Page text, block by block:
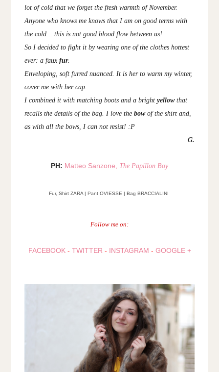
lot of cold that we forget the fresh warmth of November.
Anyone who knows me knows that I am on good terms with
the cold... this is not good blood flow between us!
So I decided to fight it by wearing one of the clothes hottest
ever: a fauxfur.
Enveloping, soft furred nuanced. It is her to warm my winter,
cover me with her cap.
I combined it with matching boots and a brightyellowthat
recalls the details of the bag. I love thebowof the shirt and,
as with all the bows, I can not resist! :P
G.
PH: Matteo Sanzone, The Papillon Boy
Fur, Shirt ZARA | Pant OVIESSE | Bag BRACCIALINI
Follow me on:
FACEBOOK- TWITTER - INSTAGRAM - GOOGLE +